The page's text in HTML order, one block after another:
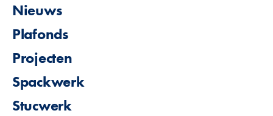
Nieuws
Plafonds
Projecten
Spackwerk
Stucwerk